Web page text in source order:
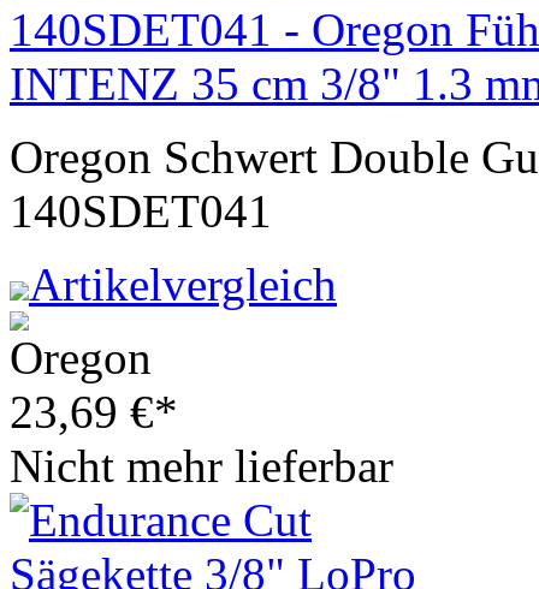
140SDET041 - Oregon
INTENZ 35 cm 3/8" 1.3
Oregon Schwert Double
140SDET041
Artikelvergleich
23,69 €*
Nicht mehr lieferbar